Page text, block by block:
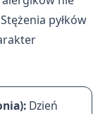
pyłków
Dzień